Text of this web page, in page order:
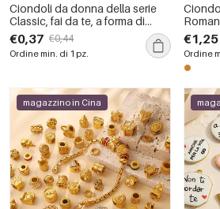
Ciondoli da donna della serie
Classic, fai da te, a forma di
cuore e croce, in acciaio
inossidabile, impermeabili, color
oro, con perle artificiali.
€0,37 €0,44
Ordine min. di 1 pz.
pesce
oro.
€1,25
Ordine
magazzino in Cina